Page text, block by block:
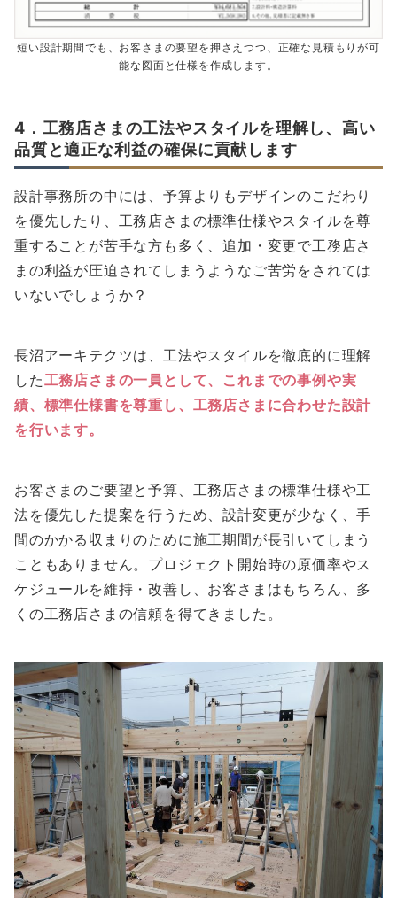
短い設計期間でも、お客さまの要望を押さえつつ、正確な見積もりが可
能な図面と仕様を作成します。
4．工務店さまの工法やスタイルを理解し、高い
品質と適正な利益の確保に貢献します
設計事務所の中には、予算よりもデザインのこだわり
を優先したり、工務店さまの標準仕様やスタイルを尊
重することが苦手な方も多く、追加・変更で工務店さ
まの利益が圧迫されてしまうようなご苦労をされては
いないでしょうか？
長沼アーキテクツは、工法やスタイルを徹底的に理解
した工務店さまの一員として、これまでの事例や実
績、標準仕様書を尊重し、工務店さまに合わせた設計
を行います。
お客さまのご要望と予算、工務店さまの標準仕様や工
法を優先した提案を行うため、設計変更が少なく、手
間のかかる収まりのために施工期間が長引いてしまう
こともありません。プロジェクト開始時の原価率やス
ケジュールを維持・改善し、お客さまはもちろん、多
くの工務店さまの信頼を得てきました。